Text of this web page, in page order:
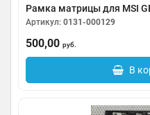
Рамка матрицы для MSI
Артикул: 0131-000129
500,00 руб.
В